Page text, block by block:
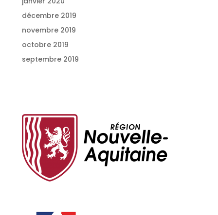
décembre 2019
novembre 2019
octobre 2019
septembre 2019